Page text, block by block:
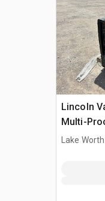
Lincoln
Multi-
Lake